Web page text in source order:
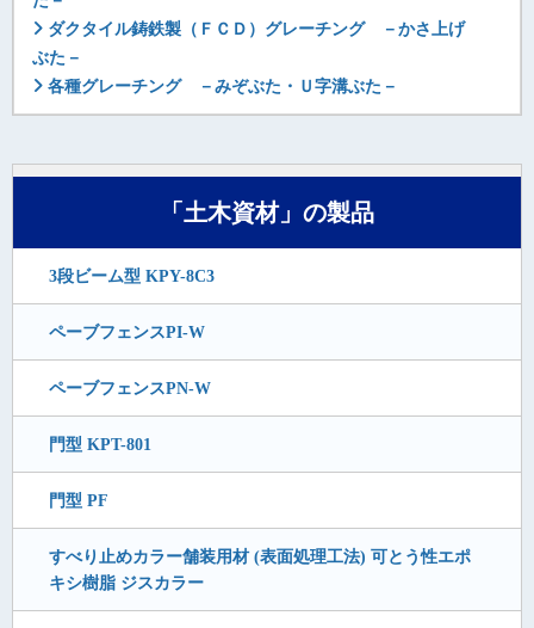
ダクタイル鋳鉄製（ＦＣＤ）グレーチング －かさ上げ
ぶた－
各種グレーチング －みぞぶた・Ｕ字溝ぶた－
「土木資材」の製品
3段ビーム型 KPY-8C3
ペーブフェンスPI-W
ペーブフェンスPN-W
門型 KPT-801
門型 PF
すべり止めカラー舗装用材 (表面処理工法) 可とう性エポ
キシ樹脂 ジスカラー